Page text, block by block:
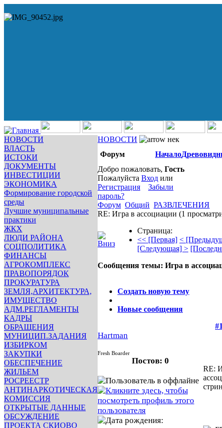
НОВОСТИ
ВЛАСТЬ
ИСТОКИ
ДОКУМЕНТЫ
ИНВЕСТИЦИИ
ЭКОНОМИКА
Формирование городской
среды
Лучшие муниципальные
практики
ЖКХ
ЛЮДИ РАЙОНА
СОЦПОЛИТИКА
ФИНАНСЫ
АГРОКОМПЛЕКС
ПРАВОПОРЯДОК
ПРОКУРАТУРА
ЗЕМЛЯ,АРХИТЕКТУРА,
ИМУЩЕСТВО
АДМ.РЕГЛАМЕНТЫ
КАДРЫ
ОБРАЩЕНИЯ
МУНИЦИП.ЗАДАНИЯ
ИЗБИРКОМ
ЗАКУПКИ
ОБЕСПЕЧЕНИЕ
ЖИЛЬЕМ
РОСРЕЕСТР
АНТИНАРКОТИЧЕСКАЯ
КОМИССИЯ
ОТКРЫТЫЕ ДАННЫЕ
ОБСУЖДЕНИЕ
ПРОЕКТА СКИОВО
НОВОСТИ
нек
Форум
Начало
Добро пожаловать, Гость
Пожалуйста Вход или
Регистрация
Забыли
пароль?
Форум Общий РАЗВЛЕЧЕНИЯ
RE: Игра в ассоциации (1
Страница:
<< [Первая] <
[Следующая] >
Сообщения темы: Игра в
Создать новую тему
Новые сообщения
Hartman
Fresh Boarder
Постов: 0
RE: